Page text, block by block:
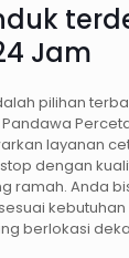
Jam
pilihan
layanan
dengan
ramah. Anda
kebutuhan
berlokasi